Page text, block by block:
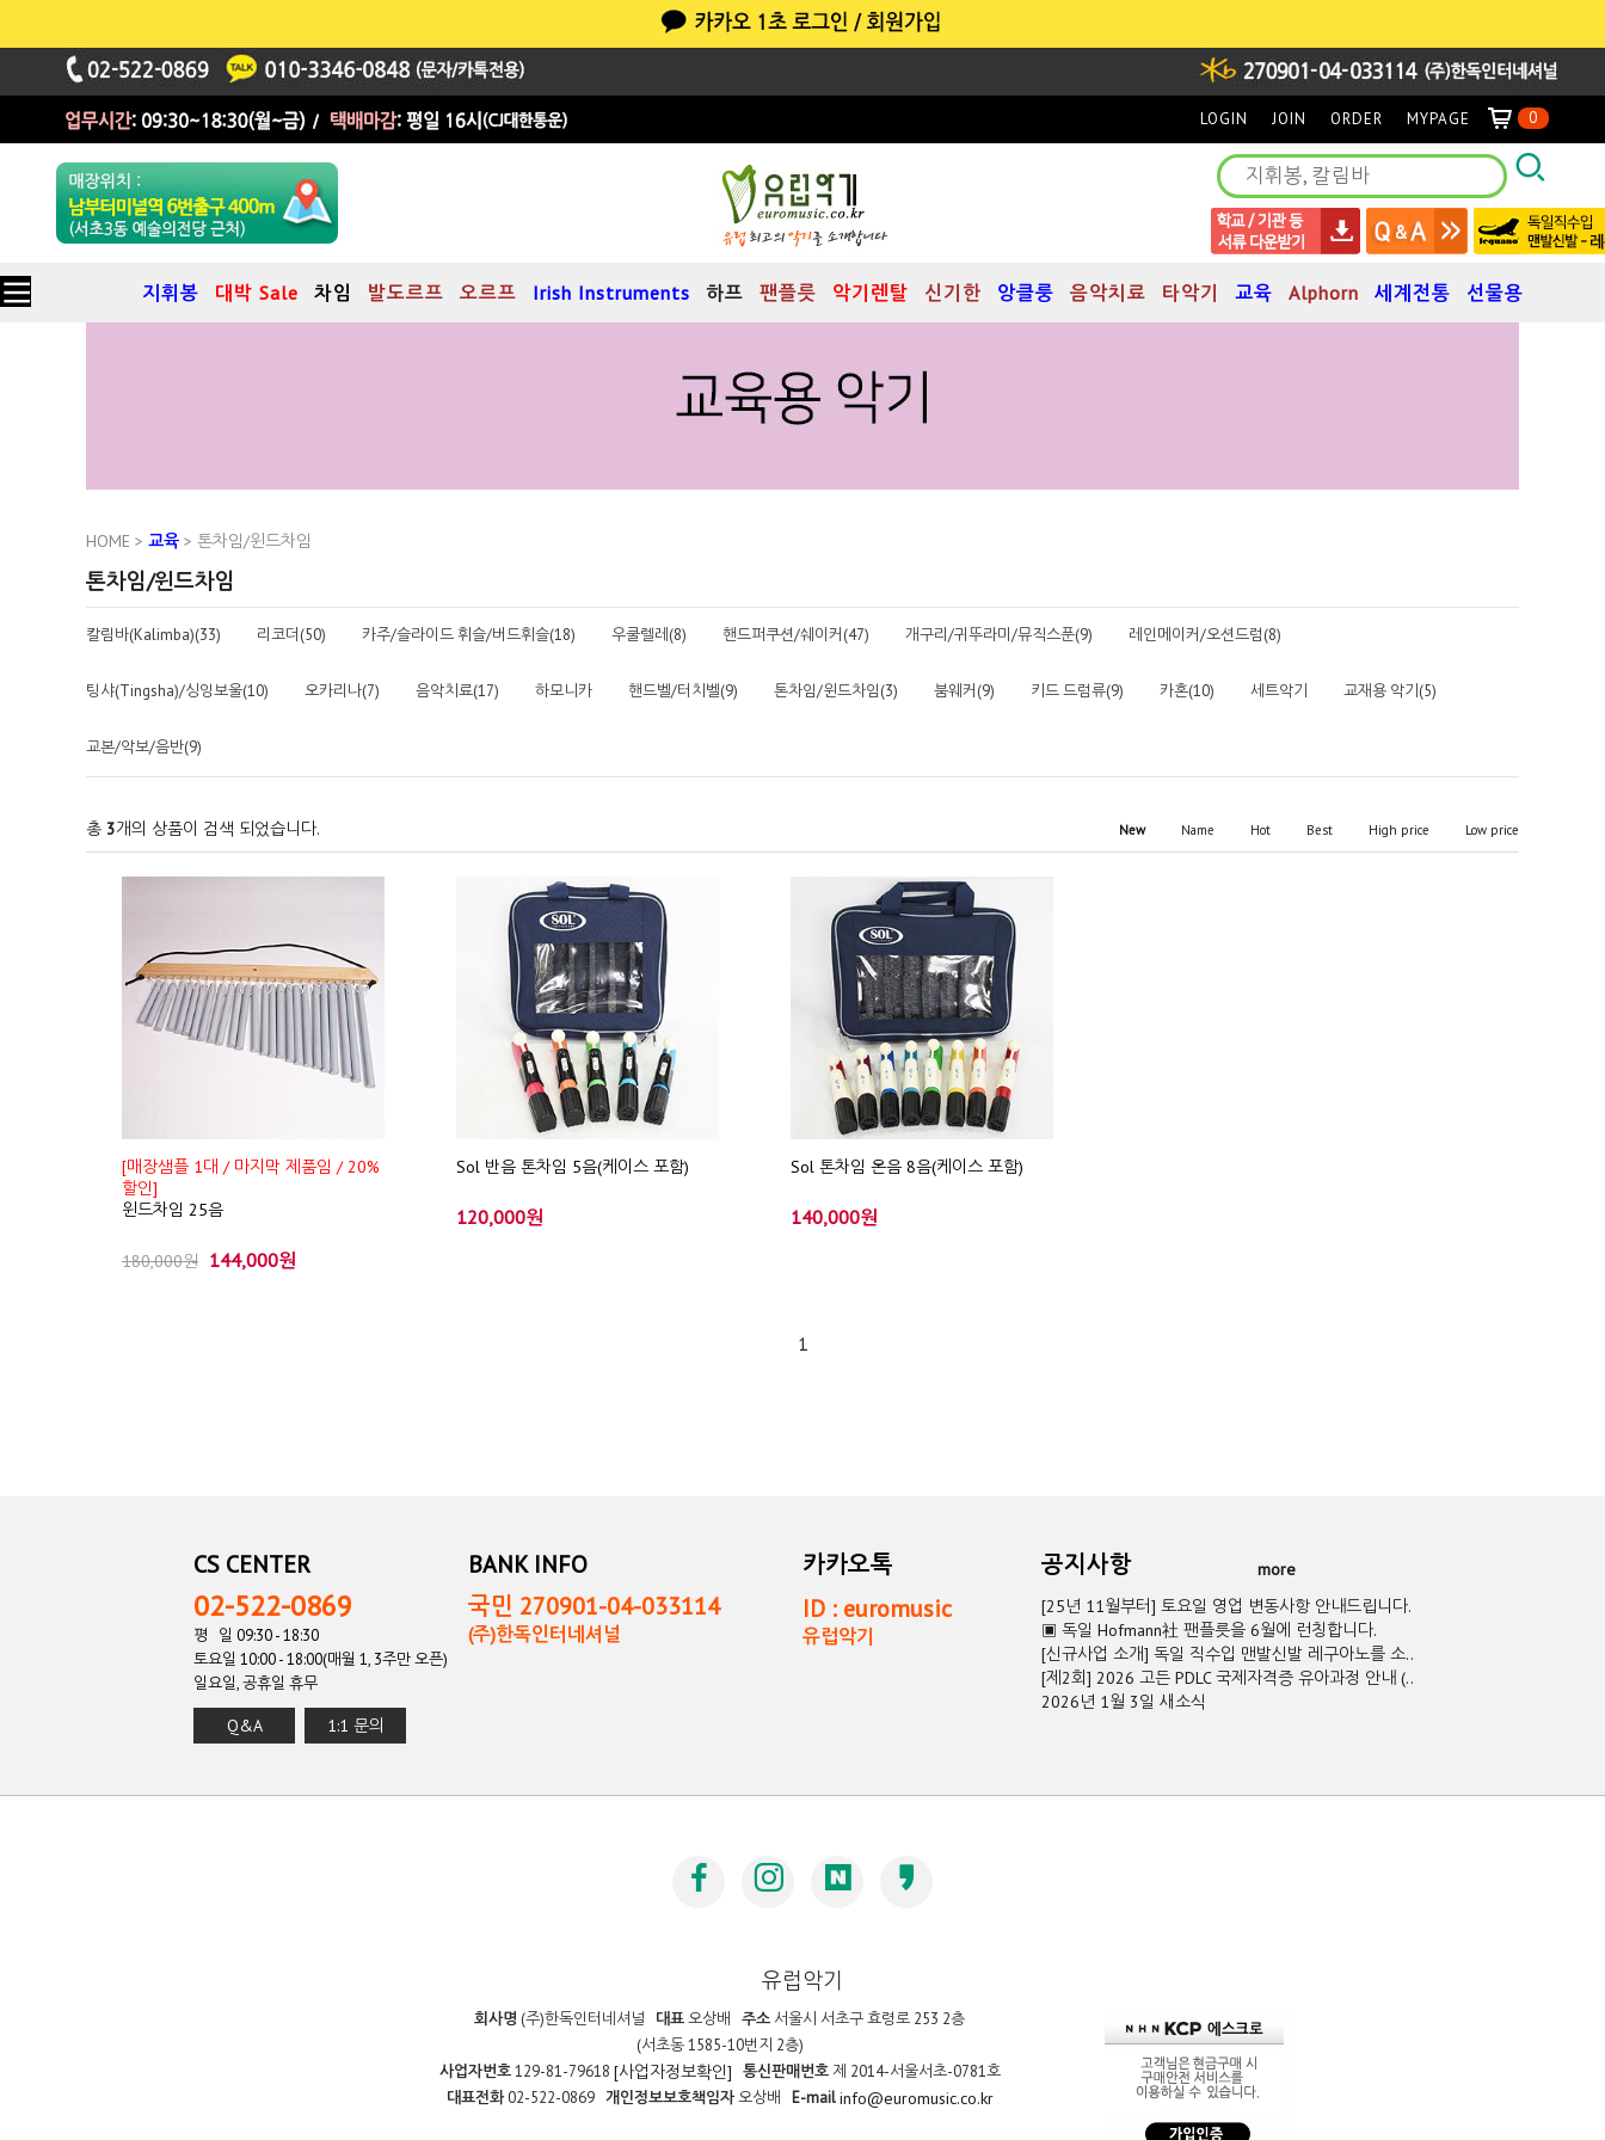
LOGIN JOIN ORDER MYPAGE 0
지휘봉 대박 Sale 차임 발도르프 오르프 Irish Instruments 하프 팬플릇 악기렌탈 신기한 앙클룽 음악치료 타악기 교육 Alphorn 세계전통 선물용
HOME > 교육 > 톤차임/윈드차임
톤차임/윈드차임
칼림바(Kalimba)(33) 리코더(50) 카주/슬라이드 휘슬/버드휘슬(18) 우쿨렐레(8) 핸드퍼쿠션/쉐이커(47) 개구리/귀뚜라미/뮤직스푼(9) 레인메이커/오션드럼(8)
팅샤(Tingsha)/싱잉보울(10) 오카리나(7) 음악치료(17) 하모니카 핸드벨/터치벨(9) 톤차임/윈드차임(3) 붐웨커(9) 키드 드럼류(9) 카혼(10) 세트악기 교재용 악기(5)
교본/악보/음반(9)
총 3개의 상품이 검색 되었습니다. New Name Hot Best High price Low price
[매장샘플 1대 / 마지막 제품임 / 20%
할인]
윈드차임 25음
180,000원 144,000원
Sol 반음 톤차임 5음(케이스 포함)
120,000원
Sol 톤차임 온음 8음(케이스 포함)
140,000원
1
CS CENTER
02-522-0869
평 일 09:30 - 18:30
토요일 10:00 - 18:00(매월 1, 3주만 오픈)
일요일, 공휴일 휴무
Q&A 1:1 문의
BANK INFO
국민 270901-04-033114
(주)한독인터네셔널
카카오톡
ID : euromusic
유럽악기
공지사항
more
[25년 11월부터] 토요일 영업 변동사항 안내드립니다.
▣ 독일 Hofmann社 팬플릇을 6월에 런칭합니다.
[신규사업 소개] 독일 직수입 맨발신발 레구아노를 소..
[제2회] 2026 고든 PDLC 국제자격증 유아과정 안내 (..
2026년 1월 3일 새소식
유럽악기
회사명 (주)한독인터네셔널 대표오상배 주소 서울시 서초구 효령로 253 2층
(서초동 1585-10번지 2층)
사업자번호129-81-79618 [사업자정보확인] 통신판매번호제 2014-서울서초-0781호
대표전화02-522-0869 개인정보보호책임자오상배 E-mail info@euromusic.co.kr